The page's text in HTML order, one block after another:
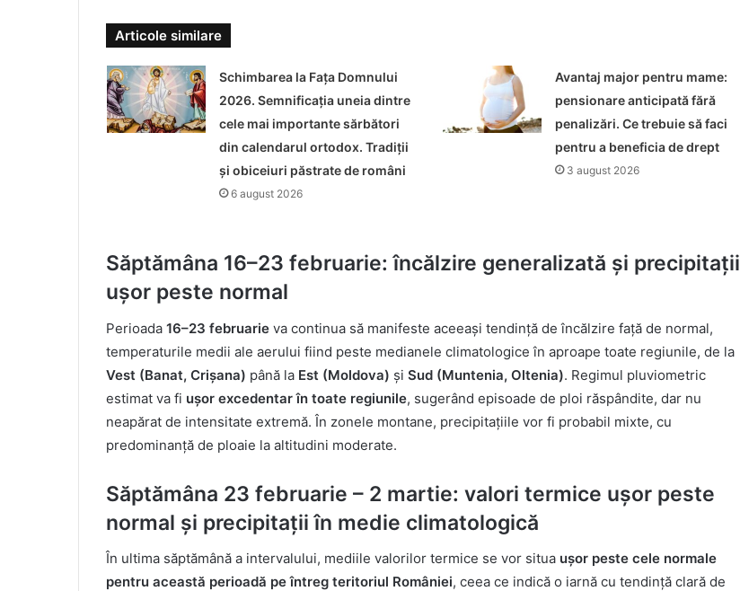
Articole similare
Schimbarea la Fața Domnului
2026. Semnificația uneia dintre
cele mai importante sărbători
din calendarul ortodox. Tradiții
și obiceiuri păstrate de români
6 august 2026
Avantaj major pentru mame:
pensionare anticipată fără
penalizări. Ce trebuie să faci
pentru a beneficia de drept
3 august 2026
Săptămâna 16–23 februarie: încălzire generalizată și precipitații
ușor peste normal
Perioada 16–23 februarie va continua să manifeste aceeași tendință de încălzire față de normal,
temperaturile medii ale aerului fiind peste medianele climatologice în aproape toate regiunile, de la
Vest (Banat, Crișana) până la Est (Moldova) și Sud (Muntenia, Oltenia). Regimul pluviometric
estimat va fi ușor excedentar în toate regiunile, sugerând episoade de ploi răspândite, dar nu
neapărat de intensitate extremă. În zonele montane, precipitațiile vor fi probabil mixte, cu
predominanță de ploaie la altitudini moderate.
Săptămâna 23 februarie – 2 martie: valori termice ușor peste
normal și precipitații în medie climatologică
În ultima săptămână a intervalului, mediile valorilor termice se vor situa ușor peste cele normale
pentru această perioadă pe întreg teritoriul României, ceea ce indică o iarnă cu tendință clară de